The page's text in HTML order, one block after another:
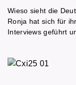
Wieso sieht die
Ronja hat sich für
Interviews geführt